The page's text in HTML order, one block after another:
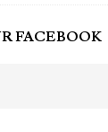
FACEBOOK